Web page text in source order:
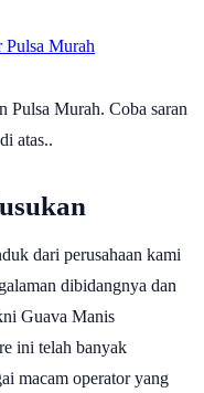
Pulsa Murah
Pulsa Murah. Coba saran
atas..
dari perusahaan kami
dibidangnya dan
Guava Manis
ini telah banyak
macam operator yang